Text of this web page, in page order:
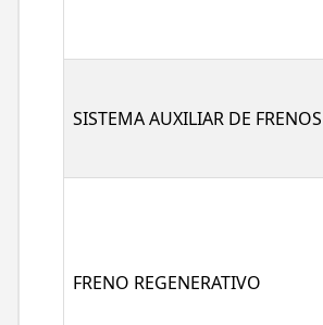
SISTEMA AUXILIAR DE FRENOS
FRENO REGENERATIVO